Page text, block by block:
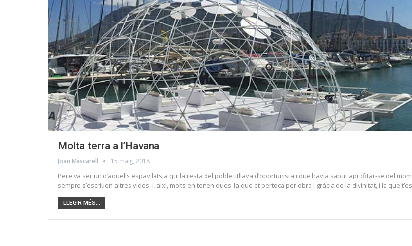
Molta terra a l’Havana
Joan Mascarell 15 maig, 2018
Pere va ser un d’aquells espavilats a qui la resta del poble titllava d’oportunista i que havia sabut aprofitar-se del
sempre s’escriuen altres vides. I, així, molts en tenen dues: la que et pertoca per obra i gràcia de la divinitat, i la que
LLEGIR MÉS...